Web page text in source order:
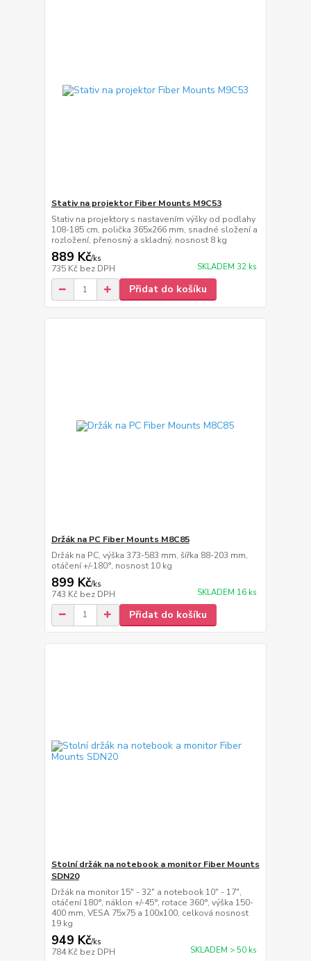
Stativ na projektor Fiber Mounts M9C53
Stativ na projektory s nastavením výšky od podlahy
108-185 cm, polička 365x266 mm, snadné složení a
rozložení, přenosný a skladný, nosnost 8 kg
889 Kč/ks
735 Kč bez DPH SKLADEM 32 ks
Přidat do košíku
Držák na PC Fiber Mounts M8C85
Držák na PC, výška 373-583 mm, šířka 88-203 mm,
otáčení +/-180°, nosnost 10 kg
899 Kč/ks
743 Kč bez DPH SKLADEM 16 ks
Přidat do košíku
Stolní držák na notebook a monitor Fiber Mounts
SDN20
Držák na monitor 15" - 32" a notebook 10" - 17",
otáčení 180°, náklon +/-45°, rotace 360°, výška 150-
400 mm, VESA 75x75 a 100x100, celková nosnost
19 kg
949 Kč/ks
784 Kč bez DPH SKLADEM > 50 ks